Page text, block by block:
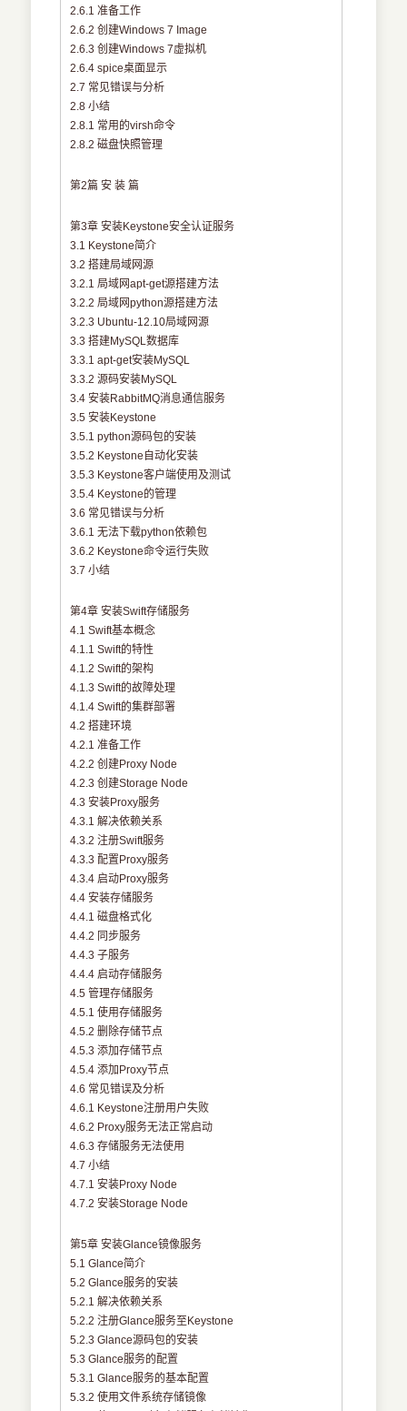
2.6.1 准备工作
2.6.2 创建Windows 7 Image
2.6.3 创建Windows 7虚拟机
2.6.4 spice桌面显示
2.7 常见错误与分析
2.8 小结
2.8.1 常用的virsh命令
2.8.2 磁盘快照管理
第2篇 安 装 篇
第3章 安装Keystone安全认证服务
3.1 Keystone简介
3.2 搭建局域网源
3.2.1 局域网apt-get源搭建方法
3.2.2 局域网python源搭建方法
3.2.3 Ubuntu-12.10局域网源
3.3 搭建MySQL数据库
3.3.1 apt-get安装MySQL
3.3.2 源码安装MySQL
3.4 安装RabbitMQ消息通信服务
3.5 安装Keystone
3.5.1 python源码包的安装
3.5.2 Keystone自动化安装
3.5.3 Keystone客户端使用及测试
3.5.4 Keystone的管理
3.6 常见错误与分析
3.6.1 无法下载python依赖包
3.6.2 Keystone命令运行失败
3.7 小结
第4章 安装Swift存储服务
4.1 Swift基本概念
4.1.1 Swift的特性
4.1.2 Swift的架构
4.1.3 Swift的故障处理
4.1.4 Swift的集群部署
4.2 搭建环境
4.2.1 准备工作
4.2.2 创建Proxy Node
4.2.3 创建Storage Node
4.3 安装Proxy服务
4.3.1 解决依赖关系
4.3.2 注册Swift服务
4.3.3 配置Proxy服务
4.3.4 启动Proxy服务
4.4 安装存储服务
4.4.1 磁盘格式化
4.4.2 同步服务
4.4.3 子服务
4.4.4 启动存储服务
4.5 管理存储服务
4.5.1 使用存储服务
4.5.2 删除存储节点
4.5.3 添加存储节点
4.5.4 添加Proxy节点
4.6 常见错误及分析
4.6.1 Keystone注册用户失败
4.6.2 Proxy服务无法正常启动
4.6.3 存储服务无法使用
4.7 小结
4.7.1 安装Proxy Node
4.7.2 安装Storage Node
第5章 安装Glance镜像服务
5.1 Glance简介
5.2 Glance服务的安装
5.2.1 解决依赖关系
5.2.2 注册Glance服务至Keystone
5.2.3 Glance源码包的安装
5.3 Glance服务的配置
5.3.1 Glance服务的基本配置
5.3.2 使用文件系统存储镜像